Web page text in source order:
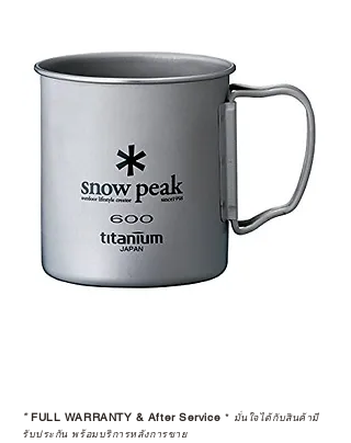
มาตรฐานของแบรนด์ ไม่ว่าจะ
เป็นการให้คำแนะนำ การดูแลสินค้า
หรือการแก้ไขปัญหาที่อาจเกิดขึ้นใน
ก่อนตัดสินใจซื้อสินค้า เราอยาก
แนะนำให้คุณสอบถามทุกครั้งว่า ร้าน
ค้าที่คุณกำลังเลือกซื้อนั้น มีการรับ
ประกันสินค้าจากตัวแทนจำหน่าย
อย่างเป็นทางการหรือไม่ เพื่อให้คุณ
ในอุปกรณ์ที่คุณรัก มีคุณค่าอย่าง
*FULL WARRANTY & After Service * มั่นใจได้กับสินค้ามี
รับประกัน พร้อมบริการหลังการขาย